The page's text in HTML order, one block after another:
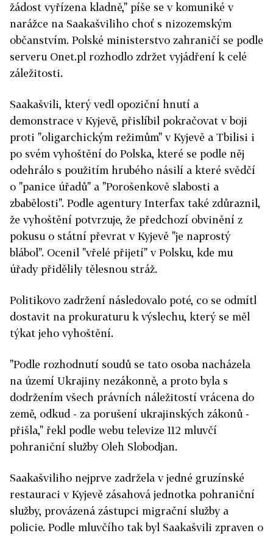
žádost vyřízena kladně," píše se v komuniké v
narážce na Saakašviliho choť s nizozemským
občanstvím. Polské ministerstvo zahraničí se podle
serveru Onet.pl rozhodlo zdržet vyjádření k celé
záležitosti.
Saakašvili, který vedl opoziční hnutí a
demonstrace v Kyjevě, přislíbil pokračovat v boji
proti "oligarchickým režimům" v Kyjevě a Tbilisi i
po svém vyhoštění do Polska, které se podle něj
odehrálo s použitím hrubého násilí a které svědčí
o "panice úřadů" a "Porošenkově slabosti a
zbabělosti". Podle agentury Interfax také zdůraznil,
že vyhoštění potvrzuje, že předchozí obvinění z
pokusu o státní převrat v Kyjevě "je naprostý
blábol". Ocenil "vřelé přijetí" v Polsku, kde mu
úřady přidělily tělesnou stráž.
Politikovo zadržení následovalo poté, co se odmítl
dostavit na prokuraturu k výslechu, který se měl
týkat jeho vyhoštění.
"Podle rozhodnutí soudů se tato osoba nacházela
na území Ukrajiny nezákonně, a proto byla s
dodržením všech právních náležitostí vrácena do
země, odkud - za porušení ukrajinských zákonů -
přišla," řekl podle webu televize 112 mluvčí
pohraniční služby Oleh Slobodjan.
Saakašviliho nejprve zadržela v jedné gruzínské
restauraci v Kyjevě zásahová jednotka pohraniční
služby, provázená zástupci migrační služby a
policie. Podle mluvčího tak byl Saakašvili zpraven o